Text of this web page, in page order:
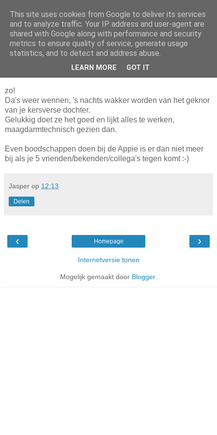
Da_Blog
You don't put a bumpersticker on a Bentley
zaterdag, november 13, 2010
zo!
Da's weer wennen, 's nachts wakker worden van het geknor
van je kersverse dochter.
Gelukkig doet ze het goed en lijkt alles te werken,
maagdarmtechnisch gezien dan.
Even boodschappen doen bij de Appie is er dan niet meer
bij als je 5 vrienden/bekenden/collega's tegen komt :-)
Jasper op 12:13
Delen
‹ ›
Homepage
Internetversie tonen
Mogelijk gemaakt door Blogger.
This site uses cookies from Google to deliver its services
and to analyze traffic. Your IP address and user-agent are
shared with Google along with performance and security
metrics to ensure quality of service, generate usage
statistics, and to detect and address abuse.
LEARN MORE GOT IT